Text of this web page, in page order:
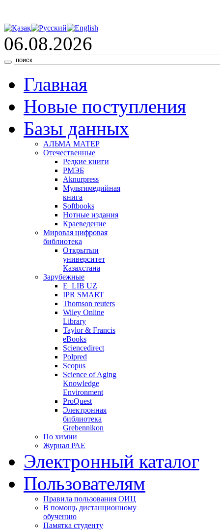
06.08.2026
Главная
Новые поступления
Базы данных
АЛЬМА МАТЕР
Отечественные
Редкие книги
РМЭБ
Аknurpress
Мультимедийная
книга
Softbooks
Нотные издания
Краеведение
Мировая цифровая
библиотека
Открытыи
университет
Казахстана
Зарубежные
E_LIB UZ
IPR SMART
Thomson reuters
Wiley Online
Library
Taylor & Francis
eBooks
Sciencedirect
Polpred
Scopus
Science of Aging
Knowledge
Environment
ProQuest
Электронная
библиотека
Grebennikon
По химии
Журнал РАЕ
Электронный каталог
Пользователям
Правила пользования ОИЦ
В помощь дистанционному
обучению
Памятка студенту